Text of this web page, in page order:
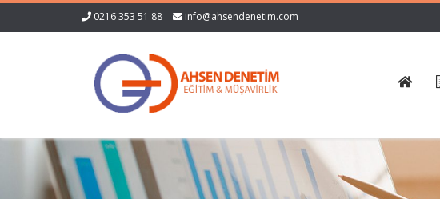
0216 353 51 88 info@ahsendenetim.com